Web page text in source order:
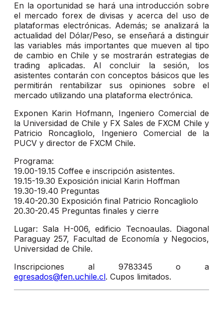
En la oportunidad se hará una introducción sobre
el mercado forex de divisas y acerca del uso de
plataformas electrónicas. Además; se analizará la
actualidad del Dólar/Peso, se enseñará a distinguir
las variables más importantes que mueven al tipo
de cambio en Chile y se mostrarán estrategias de
trading aplicadas. Al concluir la sesión, los
asistentes contarán con conceptos básicos que les
permitirán rentabilizar sus opiniones sobre el
mercado utilizando una plataforma electrónica.
Exponen Karin Hofmann, Ingeniero Comercial de
la Universidad de Chile y FX Sales de FXCM Chile y
Patricio Roncagliolo, Ingeniero Comercial de la
PUCV y director de FXCM Chile.
Programa:
19.00-19.15 Coffee e inscripción asistentes.
19.15-19.30 Exposición inicial Karin Hoffman
19.30-19.40 Preguntas
19.40-20.30 Exposición final Patricio Roncagliolo
20.30-20.45 Preguntas finales y cierre
Lugar: Sala H-006, edificio Tecnoaulas. Diagonal
Paraguay 257, Facultad de Economía y Negocios,
Universidad de Chile.
Inscripciones al 9783345 o a
egresados@fen.uchile.cl. Cupos limitados.